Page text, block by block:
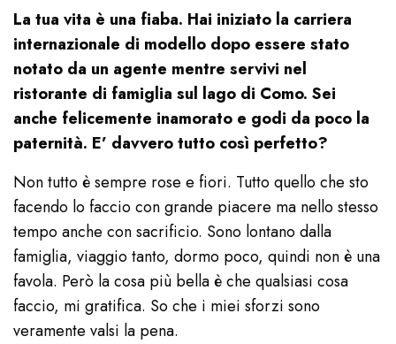
La tua vita è una fiaba. Hai iniziato la carriera
internazionale di modello dopo essere stato
notato da un agente mentre servivi nel
ristorante di famiglia sul lago di Como. Sei
anche felicemente inamorato e godi da poco la
paternità. E’ davvero tutto così perfetto?
Non tutto è sempre rose e fiori. Tutto quello che sto
facendo lo faccio con grande piacere ma nello stesso
tempo anche con sacrificio. Sono lontano dalla
famiglia, viaggio tanto, dormo poco, quindi non è una
favola. Però la cosa più bella è che qualsiasi cosa
faccio, mi gratifica. So che i miei sforzi sono
veramente valsi la pena.